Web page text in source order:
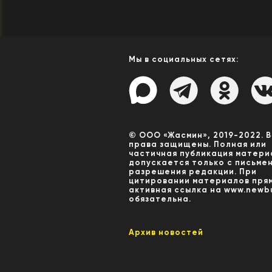
Мы в социальных сетях:
© ООО «Жасмин», 2019-2022.
права защищены. Полная или
частичная публикация
допускается только с
разрешения редакции. При
цитировании материалов
активная ссылка на
обязательна.
Архив новостей